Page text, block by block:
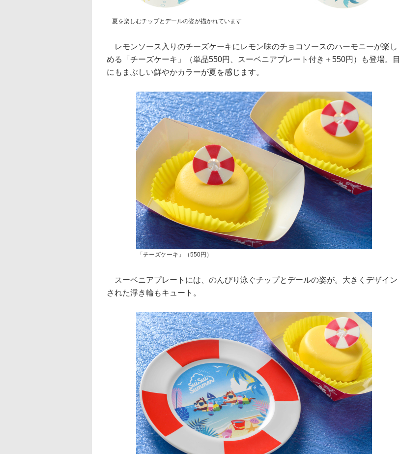
夏を楽しむチップとデールの姿が描かれています
レモンソース入りのチーズケーキにレモン味のチョコソースのハーモニーが楽し
める「チーズケーキ」（単品550円、スーベニアプレート付き＋550円）も登場。目
にもまぶしい鮮やかカラーが夏を感じます。
「チーズケーキ」（550円）
スーベニアプレートには、のんびり泳ぐチップとデールの姿が。大きくデザイン
された浮き輪もキュート。